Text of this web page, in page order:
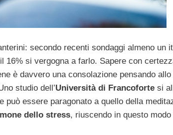
secondo recenti sondaggi almeno un
16% si vergogna a farlo. Sapere con
è davvero una consolazione pensando
studio dell’Università di Francoforte si
può essere paragonato a quello della
dello stress, riuscendo in questo